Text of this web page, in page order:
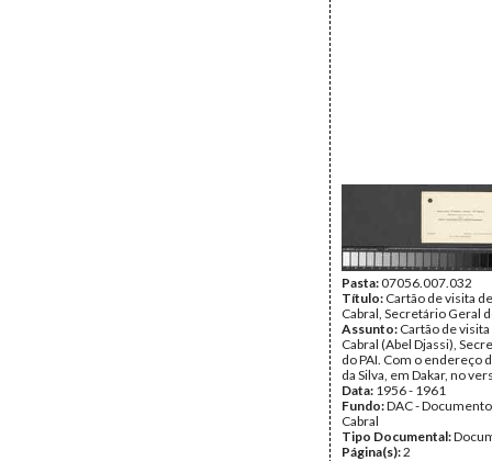
Pasta:07056.007.032
Título: Cartão de visita
Cabral, Secretário Geral
Assunto: Cartão de
Cabral (Abel Djassi),
do PAI. Com o endereço
da Silva, em Dakar, no
Data: 1956 - 1961
Fundo:DAC -
Cabral
Tipo Documental:
Página(s):2